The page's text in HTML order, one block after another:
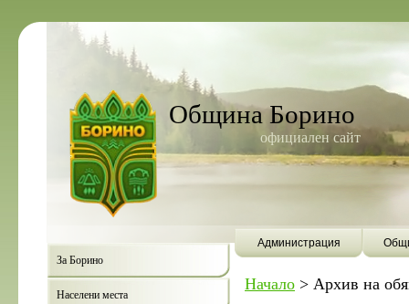
Община Борино
официален сайт
Администрация
За Борино
Населени места
Начало > Архив на